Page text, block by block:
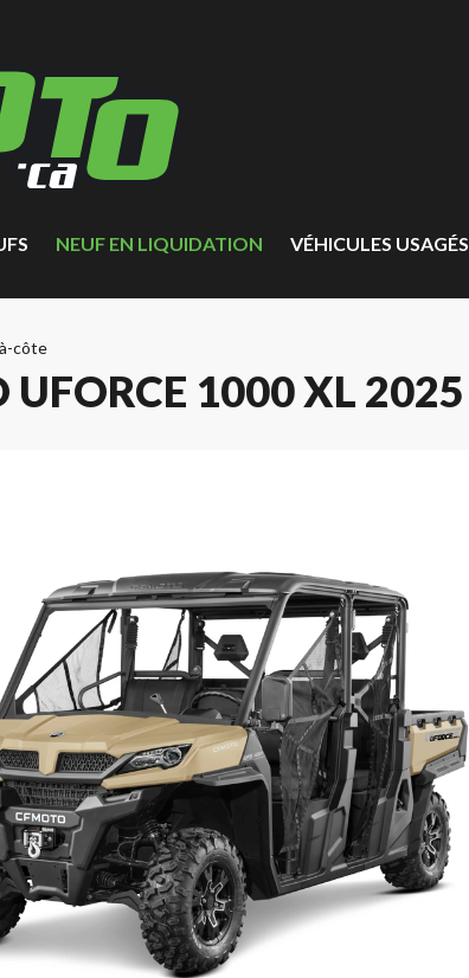
NEUF EN LIQUIDATION VÉHICULES USAGÉS
côte
UFORCE 1000 XL 2025